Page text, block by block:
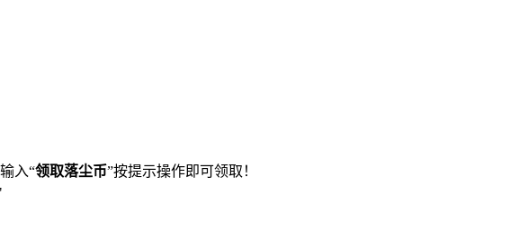
入“领取落尘币”按提示操作即可领取！